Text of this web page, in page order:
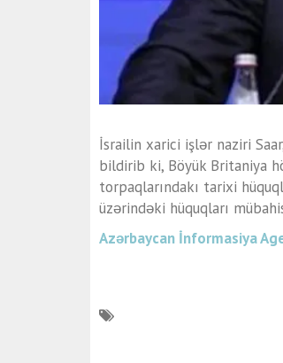
İsrailin xarici işlər naziri
bildirib ki, Böyük Britaniya
torpaqlarındakı tarixi
üzərindəki hüquqları
Azərbaycan İnformasiya